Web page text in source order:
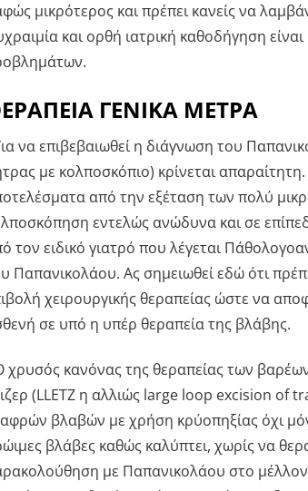
μικρότερος και πρέπει κανείς να
και ορθή ιατρική καθοδήγηση
ΓΕΝΙΚΑ ΜΕΤΡΑ
να επιβεβαιωθεί η διάγνωση του
με κολποσκόπιο) κρίνεται
από την εξέταση των πολύ
εντελώς ανώδυνα και σε
τον ειδικό γιατρό που λέγεται
Παπανικολάου. Ας σημειωθεί εδώ ότι
χειρουργικής θεραπείας ώστε να
σε υπό η υπέρ θεραπεία της βλάβης.
χρυσός κανόνας της θεραπείας των
(LLETZ η αλλιώς large loop excision of
βλαβών με χρήση κρύοπηξίας όχι
βλάβες καθώς καλύπτει, χωρίς να
με Παπανικολάου στο